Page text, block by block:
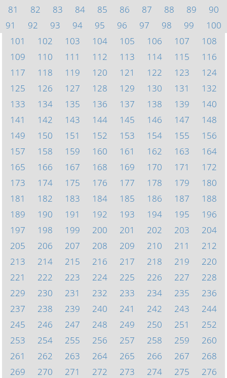
81
82 83 84 85 86 87 88 89
90
91
92 93 94 95 96 97 98 99
100
101
102 103 104 105 106 107
108
109
110 111 112 113 114 115
116
117
118 119 120 121 122 123
124
125
126 127 128 129 130 131
132
133
134 135 136 137 138 139
140
141
142 143 144 145 146 147
148
149
150 151 152 153 154 155
156
157
158 159 160 161 162 163
164
165
166 167 168 169 170 171
172
173
174 175 176 177 178 179
180
181
182 183 184 185 186 187
188
189
190 191 192 193 194 195
196
197
198 199 200 201 202 203
204
205
206 207 208 209 210 211
212
213
214 215 216 217 218 219
220
221
222 223 224 225 226 227
228
229
230 231 232 233 234 235
236
237
238 239 240 241 242 243
244
245
246 247 248 249 250 251
252
253
254 255 256 257 258 259
260
261
262 263 264 265 266 267
268
269
270 271 272 273 274 275
276